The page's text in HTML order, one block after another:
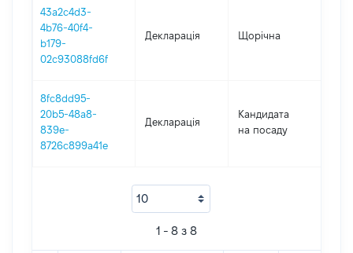
43a2c4d3-
4b76-40f4-
b179-
02c93088fd6f
Декларація Щорічна
8fc8dd95-
20b5-48a8-
839e-
8726c899a41e
Декларація
Кандидата
на посаду
1 - 8 з 8